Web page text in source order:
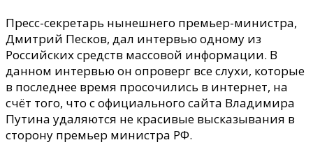
Пресс-секретарь нынешнего премьер-министра,
Дмитрий Песков, дал интервью одному из
Российских средств массовой информации. В
данном интервью он опроверг все слухи, которые
в последнее время просочились в интернет, на
счёт того, что с официального сайта Владимира
Путина удаляются не красивые высказывания в
сторону премьер министра РФ.